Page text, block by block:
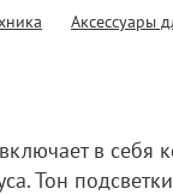
Аксессуары
в себя
Тон